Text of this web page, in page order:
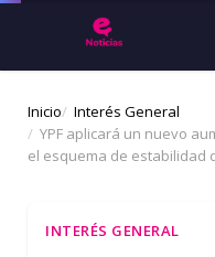
Inicio
Interés General
YPF aplicará un nuevo
el esquema de estabilidad
INTERÉS GENERAL